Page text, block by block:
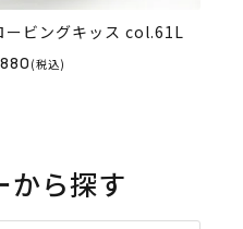
ービングキッス col.61L
(税込)
から探す